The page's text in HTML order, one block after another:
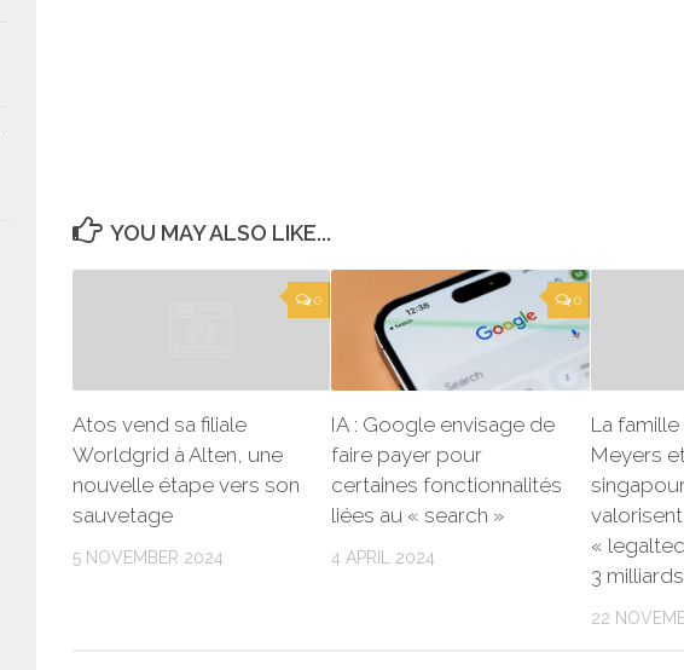
YOU MAY ALSO LIKE...
0
Atos vend sa filiale
Worldgrid à Alten, une
nouvelle étape vers son
sauvetage
5 NOVEMBER 2024
0
IA : Google envisage de
faire payer pour
certaines fonctionnalités
liées au « search »
4 APRIL 2024
La
Meyers
«
3 milliards
22